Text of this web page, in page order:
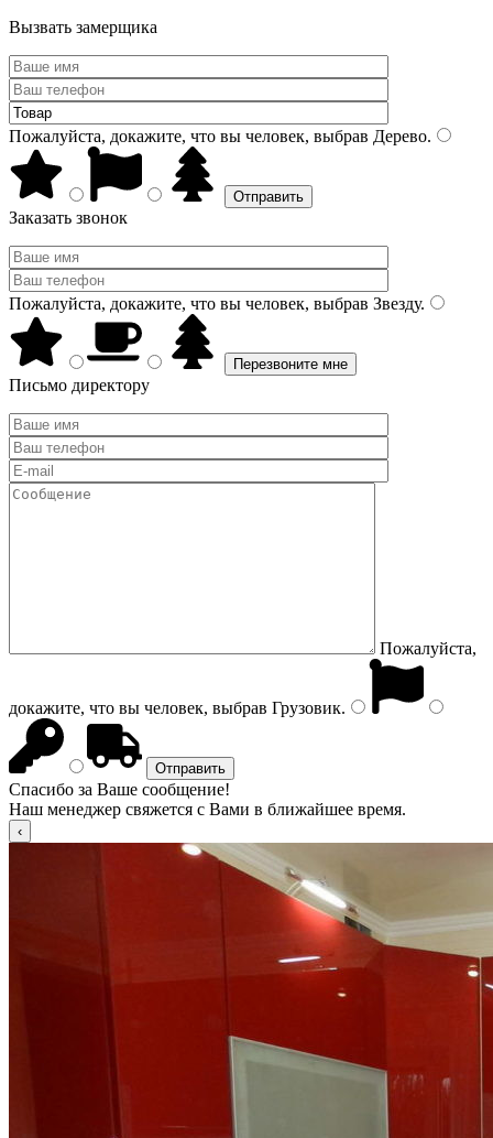
Вызвать замерщика
Пожалуйста, докажите, что вы человек, выбрав Дерево.
Заказать звонок
Пожалуйста, докажите, что вы человек, выбрав Звезду.
Письмо директору
Пожалуйста,
докажите, что вы человек, выбрав Грузовик.
Спасибо за Ваше сообщение!
Наш менеджер свяжется с Вами в ближайшее время.